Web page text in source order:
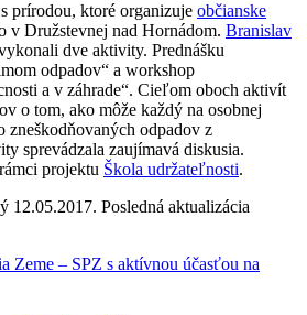
prírodou, ktoré organizuje občianske
v Družstevnej nad Hornádom. Branislav
dve aktivity. Prednášku
odpadov“ a workshop
a v záhrade“. Cieľom oboch aktivít
o tom, ako môže každý na osobnej
odpadov z
sprevádzala zaujímavá diskusia.
projektu Škola udržateľnosti.
12.05.2017. Posledná aktualizácia
Zeme – SPZ s aktívnou účasťou na